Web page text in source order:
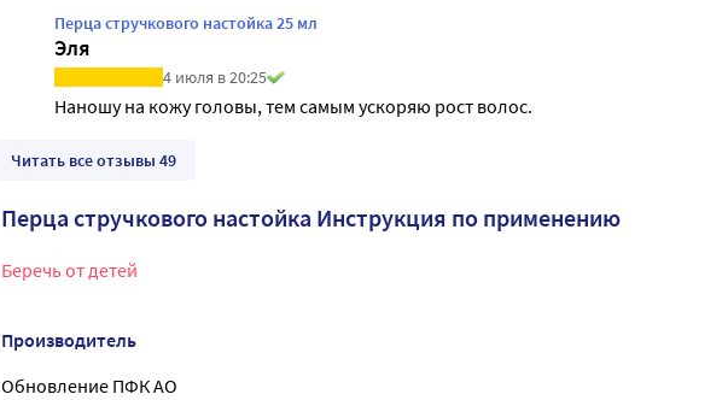
Перца стручкового настойка 25 мл
Эля
4 июля в 20:25
Наношу на кожу головы, тем самым ускоряю рост волос.
Читать все отзывы 49
Перца стручкового настойка Инструкция по применению
Беречь от детей
Производитель
Обновление ПФК АО